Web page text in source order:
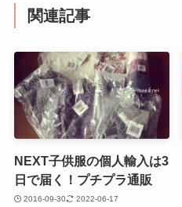
関連記事
NEXT子供服の個人輸入は3
日で届く！プチプラ通販
2016-09-30 2022-06-17